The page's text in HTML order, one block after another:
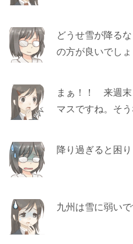
どうせ雪が降る
の方が良いでしょ
まぁ！！ 来週末
マスですね。そ
降り過ぎると困
九州は雪に弱いで